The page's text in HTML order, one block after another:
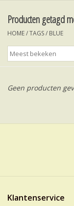
TOPS
ROKKEN&BROEKEN
MY MUSIC
BLOG
Producten getagd
HOME/TAGS/ BLUE
Geen producten
Klantenservice